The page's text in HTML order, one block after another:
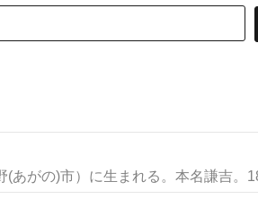
あがの)市）に生まれる。本名謙吉。